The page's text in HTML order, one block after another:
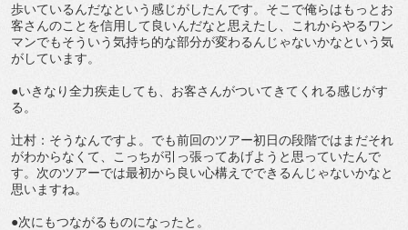
歩いているんだなという感じがしたんです。そこで俺らはもっとお
客さんのことを信用して良いんだなと思えたし、これからやるワン
マンでもそういう気持ち的な部分が変わるんじゃないかなという気
がしています。
●いきなり全力疾走しても、お客さんがついてきてくれる感じがす
る。
辻村：そうなんですよ。でも前回のツアー初日の段階ではまだそれ
がわからなくて、こっちが引っ張ってあげようと思っていたんで
す。次のツアーでは最初から良い心構えでできるんじゃないかなと
思いますね。
●次にもつながるものになったと。